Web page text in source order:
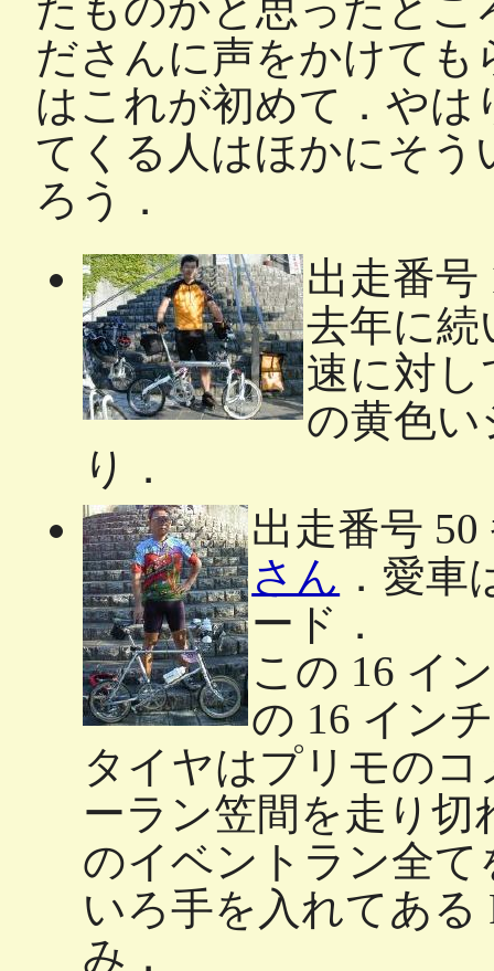
ださんに声をかけて
はこれが初めて．やは
てくる人はほかにそ
ろう．
出走番号
去年に続
速に対し
の黄色
り．
出走番号 50
さん ．愛
ード．
この 16 イ
の 16 イン
タイヤはプリモの
ーラン笠間を走り
のイベントラン全
いろ手を入れてある
み．